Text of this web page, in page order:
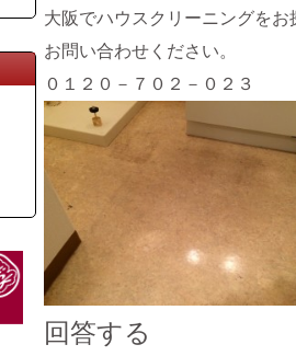
大阪でハウスクリーニングを
お問い合わせください。
０１２０－７０２－０２３
回答する